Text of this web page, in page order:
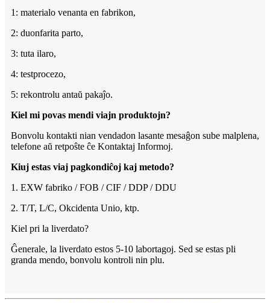
1: materialo venanta en fabrikon,
2: duonfarita parto,
3: tuta ilaro,
4: testprocezo,
5: rekontrolu antaŭ pakaĵo.
Kiel mi povas mendi viajn produktojn?
Bonvolu kontakti nian vendadon lasante mesaĝon sube malplena,
telefone aŭ retpoŝte ĉe Kontaktaj Informoj.
Kiuj estas viaj pagkondiĉoj kaj metodo?
1. EXW fabriko / FOB / CIF / DDP / DDU
2. T/T, L/C, Okcidenta Unio, ktp.
Kiel pri la liverdato?
Ĝenerale, la liverdato estos 5-10 labortagoj. Sed se estas pli
granda mendo, bonvolu kontroli nin plu.